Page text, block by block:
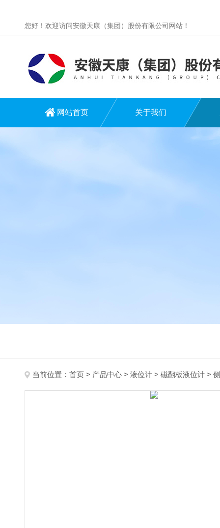
您好！欢迎访问安徽天康（集团）股份有限公司网站！
网站首页 关于我们
当前位置： 首页 > 产品中心 > 液位计 > 磁翻板液位计 >